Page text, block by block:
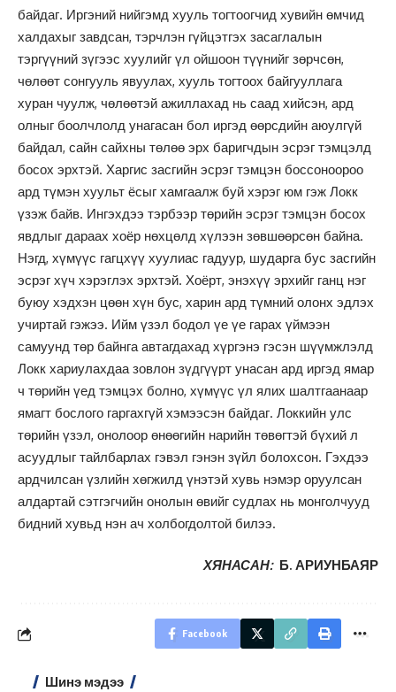
байдаг. Иргэний нийгэмд хууль тогтоогчид хувийн өмчид
халдахыг завдсан, тэрчлэн гүйцэтгэх засаглалын
тэргүүний зүгээс хуулийг үл ойшоон түүнийг зөрчсөн,
чөлөөт сонгууль явуулах, хууль тогтоох байгууллага
хуран чуулж, чөлөөтэй ажиллахад нь саад хийсэн, ард
олныг боолчлолд унагасан бол иргэд өөрсдийн аюулгүй
байдал, сайн сайхны төлөө эрх баригчдын эсрэг тэмцэлд
босох эрхтэй. Харгис засгийн эсрэг тэмцэн боссоноороо
ард түмэн хуульт ёсыг хамгаалж буй хэрэг юм гэж Локк
үзэж байв. Ингэхдээ тэрбээр төрийн эсрэг тэмцэн босох
явдлыг дараах хоёр нөхцөлд хүлээн зөвшөөрсөн байна.
Нэгд, хүмүүс гагцхүү хуулиас гадуур, шударга бус засгийн
эсрэг хүч хэрэглэх эрхтэй. Хоёрт, энэхүү эрхийг ганц нэг
буюу хэдхэн цөөн хүн бус, харин ард түмний олонх эдлэх
учиртай гэжээ. Ийм үзэл бодол үе үе гарах үймээн
самуунд төр байнга автагдахад хүргэнэ гэсэн шүүмжлэлд
Локк хариулахдаа зовлон зүдгүүрт унасан ард иргэд ямар
ч төрийн үед тэмцэх болно, хүмүүс үл ялих шалтгаанаар
ямагт бослого гаргахгүй хэмээсэн байдаг. Локкийн улс
төрийн үзэл, онолоор өнөөгийн нарийн төвөгтэй бүхий л
асуудлыг тайлбарлах гэвэл гэнэн зүйл болохсон. Гэхдээ
ардчилсан үзлийн хөгжилд үнэтэй хувь нэмэр оруулсан
алдартай сэтгэгчийн онолын өвийг судлах нь монголчууд
бидний хувьд нэн ач холбогдолтой билээ.
ХЯНАСАН: Б. АРИУНБАЯР
Facebook
Шинэ мэдээ